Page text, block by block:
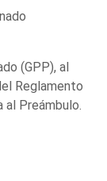
(GPP), al
Reglamento
Preámbulo.